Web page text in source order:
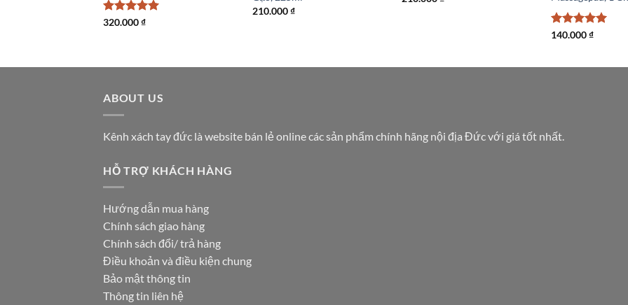
Được xếp
320.000₫
210.000₫
Được xếp
140.000₫
ABOUT US
Kênh xách tay đức là website bán lẻ online các sản phẩm chính hãng nội địa Đức với giá tốt nhất.
HỖ TRỢ KHÁCH HÀNG
Hướng dẫn mua hàng
Chính sách giao hàng
Chính sách đổi/ trả hàng
Điều khoản và điều kiện chung
Bảo mật thông tin
Thông tin liên hệ